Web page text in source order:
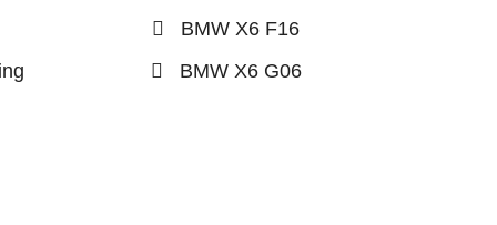
BMW X6 F16
BMW X6 G06